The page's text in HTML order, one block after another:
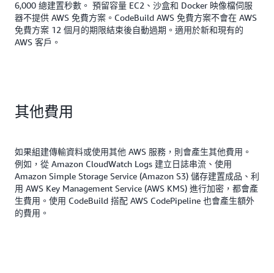
6,000 總建置秒數。 預留容量 EC2、沙盒和 Docker 映像檔伺服
器不提供 AWS 免費方案。CodeBuild AWS 免費方案不會在 AWS
免費方案 12 個月的期限結束後自動過期。適用於新和現有的
AWS 客戶。
其他費用
如果組建傳輸資料或使用其他 AWS 服務，則會產生其他費用。
例如，從 Amazon CloudWatch Logs 建立日誌串流、使用
Amazon Simple Storage Service (Amazon S3) 儲存建置成品、利
用 AWS Key Management Service (AWS KMS) 進行加密，都會產
生費用。使用 CodeBuild 搭配 AWS CodePipeline 也會產生額外
的費用。